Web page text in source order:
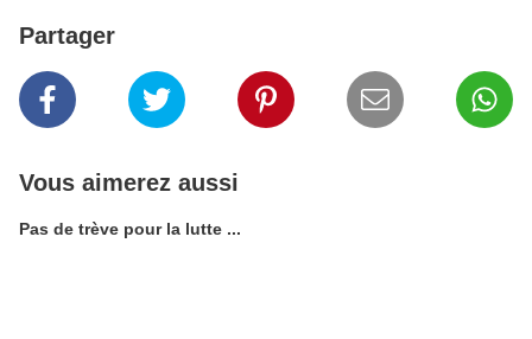
Partager
Vous aimerez aussi
Pas de trève pour la lutte ...